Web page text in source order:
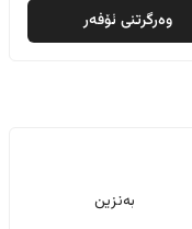
وەرگرتنی ئۆفەر
بەنزین